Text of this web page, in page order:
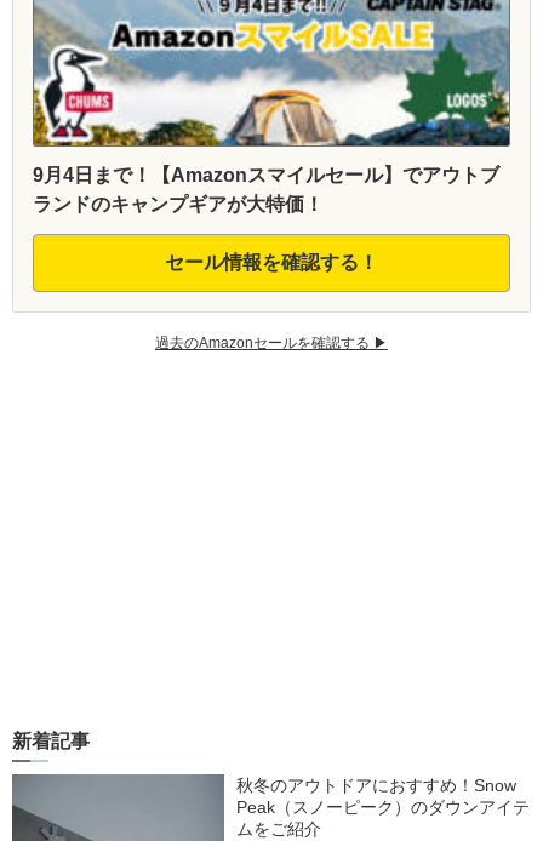
9月4日まで！【Amazonスマイルセール】でアウトブ
ランドのキャンプギアが大特価！
セール情報を確認する！
過去のAmazonセールを確認する ▶︎
新着記事
秋冬のアウトドアにおすすめ！Snow
Peak（スノーピーク）のダウンアイテ
ムをご紹介